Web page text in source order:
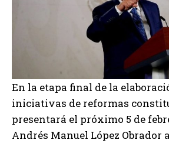
En la etapa final de la
iniciativas de reformas
presentará el próximo 5 de
Andrés Manuel López Obrador